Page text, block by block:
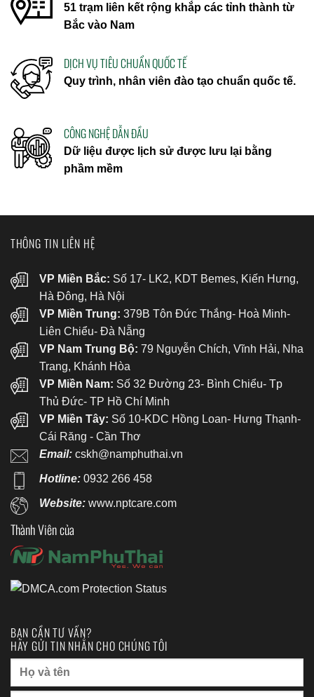
51 trạm liên kết rộng khắp các tỉnh thành từ
Bắc vào Nam
DỊCH VỤ TIÊU CHUẨN QUỐC TẾ
Quy trình, nhân viên đào tạo chuẩn quốc tế.
CÔNG NGHỆ DẪN ĐẦU
Dữ liệu được lịch sử được lưu lại bằng
phầm mềm
THÔNG TIN LIÊN HỆ
VP Miền Bắc: Số 17- LK2, KDT Bemes, Kiến Hưng,
Hà Đông, Hà Nội
VP Miền Trung: 379B Tôn Đức Thắng- Hoà Minh-
Liên Chiểu- Đà Nẵng
VP Nam Trung Bộ: 79 Nguyễn Chích, Vĩnh Hải, Nha
Trang, Khánh Hòa
VP Miền Nam: Số 32 Đường 23- Bình Chiểu- Tp
Thủ Đức- TP Hồ Chí Minh
VP Miền Tây: Số 10-KDC Hồng Loan- Hưng Thạnh-
Cái Răng - Cần Thơ
Email: cskh@namphuthai.vn
Hotline: 0932 266 458
Website:www.nptcare.com
Thành Viên của
BẠN CẦN TƯ VẤN?
HÃY GỬI TIN NHẮN CHO CHÚNG TÔI